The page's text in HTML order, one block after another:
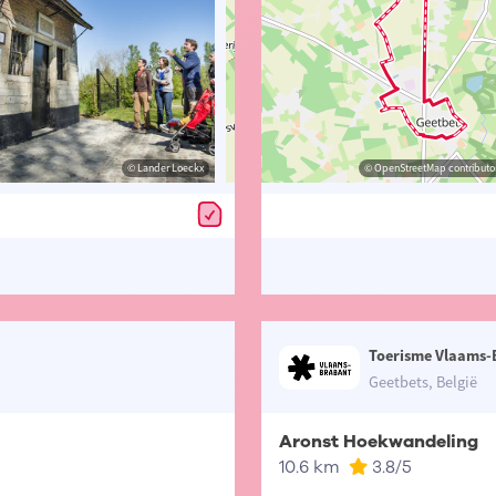
© Lander Loeckx © OpenStreetMap contributors,
© Lander Loeckx © OpenStreetMap
Toerisme
Geetbets, België
Aronst Hoekwandeling
10.6 km 3.8/5